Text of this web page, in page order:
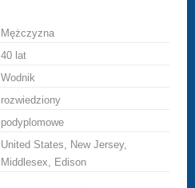
Mężczyzna
40 lat
Wodnik
rozwiedziony
podyplomowe
United States, New Jersey,
Middlesex, Edison